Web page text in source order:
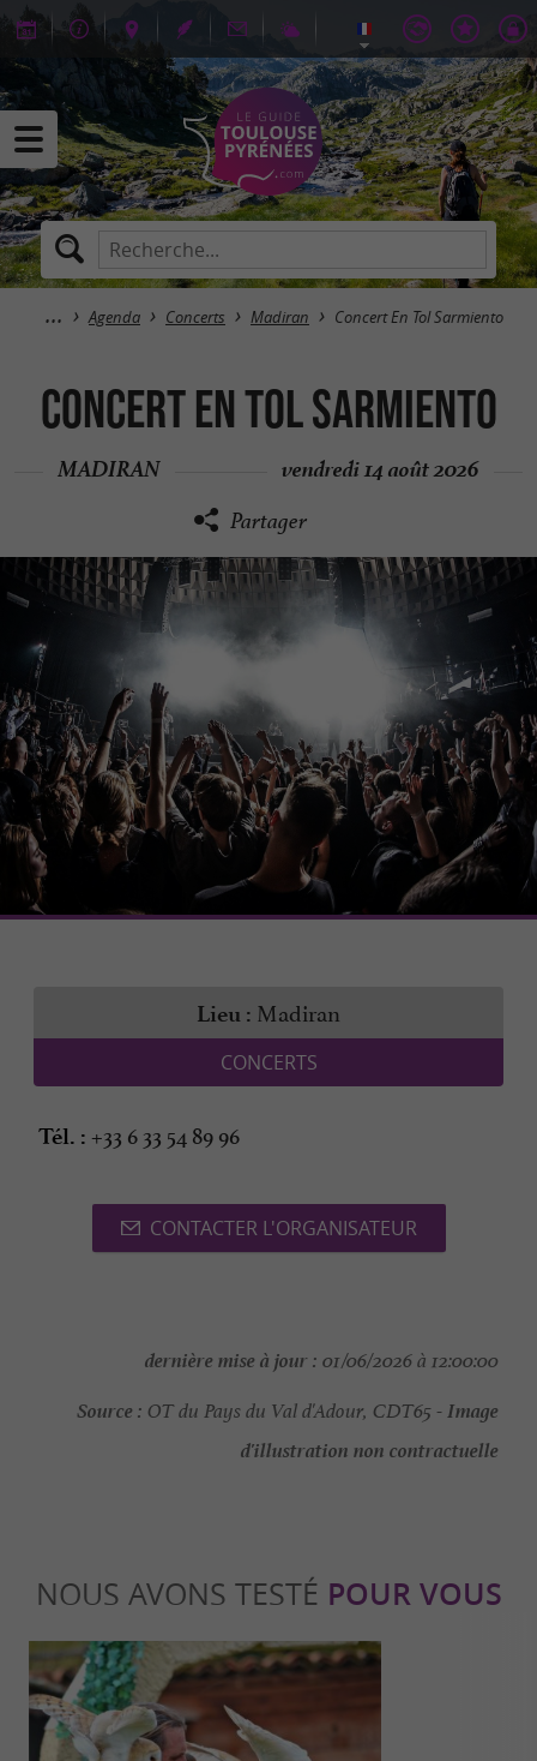
Agenda Concerts Madiran Concert En Tol Sarmiento
Concert En Tol Sarmiento
MADIRAN vendredi 14 août 2026
Partager
Lieu : Madiran
CONCERTS
Tél. : +33 6 33 54 89 96
CONTACTER L'ORGANISATEUR
dernière mise à jour : 01/06/2026 à 12:00:00
Source : OT du Pays du Val d'Adour, CDT65 -Image
d'illustration non contractuelle
NOUS AVONS TESTÉ POUR VOUS